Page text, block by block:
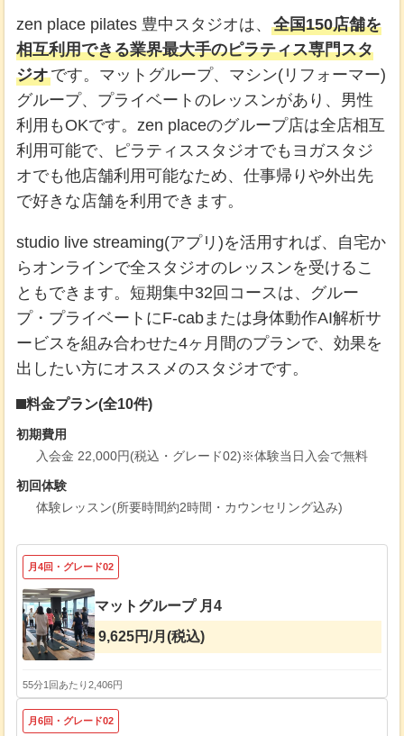
zen place pilates 豊中スタジオは、 全国150店舗を
相互利用できる業界最大手のピラティス専門スタ
ジオです。マットグループ、マシン(リフォーマー)
グループ、プライベートのレッスンがあり、男性
利用もOKです。zen placeのグループ店は全店相互
利用可能で、ピラティススタジオでもヨガスタジ
オでも他店舗利用可能なため、仕事帰りや外出先
で好きな店舗を利用できます。
studio live streaming(アプリ)を活用すれば、自宅か
らオンラインで全スタジオのレッスンを受けるこ
ともできます。短期集中32回コースは、グルー
プ・プライベートにF-cabまたは身体動作AI解析サ
ービスを組み合わせた4ヶ月間のプランで、効果を
出したい方にオススメのスタジオです。
料金プラン(全10件)
初期費用
入会金 22,000円(税込・グレード02)※体験当日入会で無料
初回体験
体験レッスン(所要時間約2時間・カウンセリング込み)
月4回・グレード02
マットグループ 月4
9,625円/月(税込)
55分1回あたり2,406円
月6回・グレード02